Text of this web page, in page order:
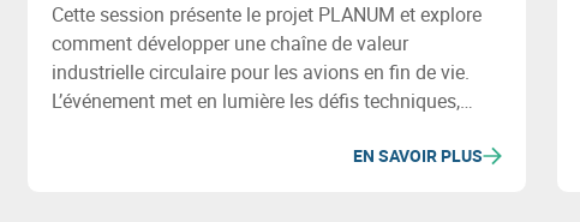
Cette session présente le projet PLANUM et explore
comment développer une chaîne de valeur
industrielle circulaire pour les avions en fin de vie.
L’événement met en lumière les défis techniques,
récupération des métaux et composites.EN SAVOIR PLUS